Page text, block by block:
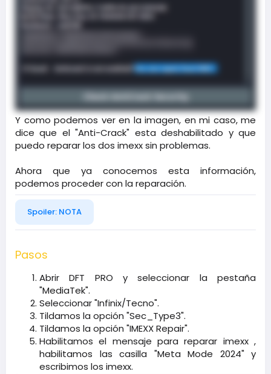
Y como podemos ver en la imagen, en mi caso, me
dice que el "Anti-Crack" esta deshabilitado y que
puedo reparar los dos imexx sin problemas.
Ahora que ya conocemos esta información,
podemos proceder con la reparación.​
Spoiler: NOTA
Pasos
Abrir DFT PRO y seleccionar la pestaña
"MediaTek".​
Seleccionar "Infinix/Tecno".​
Tildamos la opción "Sec_Type3".​
Tildamos la opción "IMEXX Repair".​
Habilitamos el mensaje para reparar imexx ,
habilitamos las casilla "Meta Mode 2024" y
escribimos los imexx.​